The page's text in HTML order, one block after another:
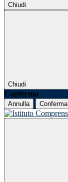
Chiudi
Chiudi
Conferma
Annulla Conferma